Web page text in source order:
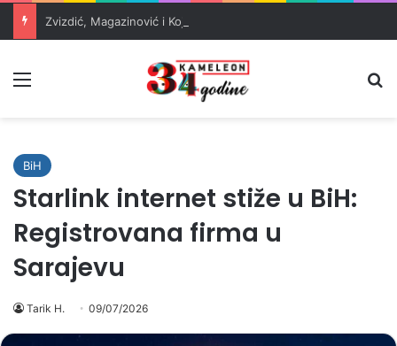
BiH
Starlink internet stiže u BiH:
Registrovana firma u
Sarajevu
Tarik H. 09/07/2026